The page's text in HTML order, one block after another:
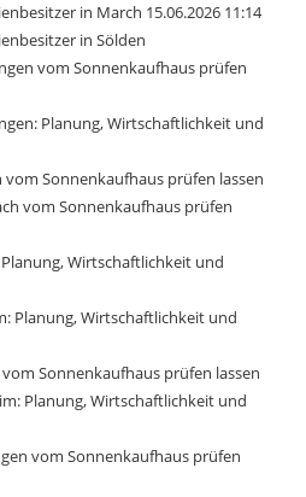
in March 15.06.2026 11:14
in Sölden
vom Sonnenkaufhaus prüfen
Planung, Wirtschaftlichkeit und
Sonnenkaufhaus prüfen lassen
vom Sonnenkaufhaus prüfen
Wirtschaftlichkeit und
Planung, Wirtschaftlichkeit und
Sonnenkaufhaus prüfen lassen
Planung, Wirtschaftlichkeit und
vom Sonnenkaufhaus prüfen